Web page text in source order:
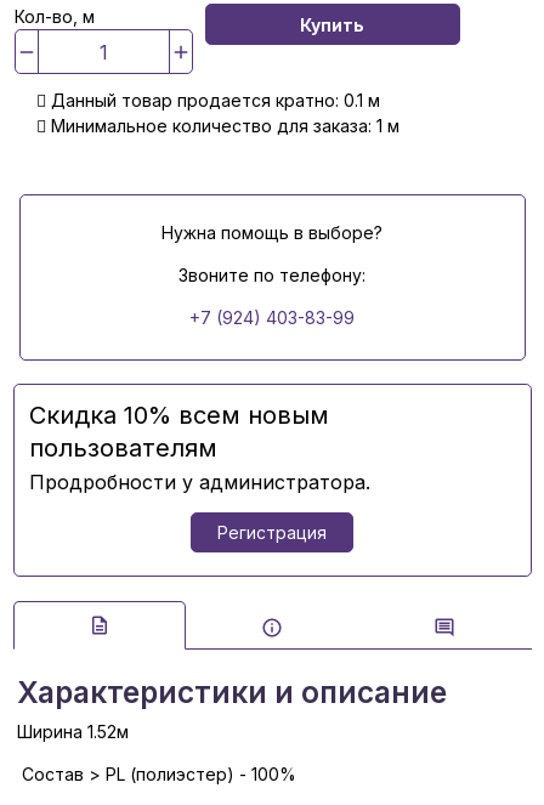
Кол-во, м Купить
Данный товар продается кратно: 0.1 м
Минимальное количество для заказа: 1 м
Нужна помощь в выборе?
Звоните по телефону:
+7 (924) 403-83-99
Скидка 10% всем новым
пользователям
Продробности у администратора.
Регистрация
Характеристики и описание
Ширина 1.52м
Состав > PL (полиэстер) - 100%